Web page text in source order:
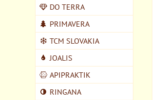
DO TERRA
PRIMAVERA
TCM SLOVAKIA
JOALIS
APIPRAKTIK
RINGANA